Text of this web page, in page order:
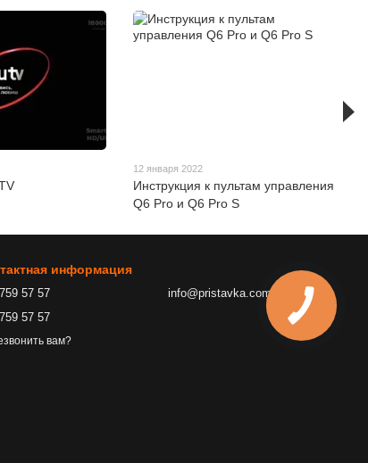
12 января 2022
Инструкция к пультам управления
Q6 Pro и Q6 Pro S
информация
57 57
57 57
вам?
info@pristavka.com.ua